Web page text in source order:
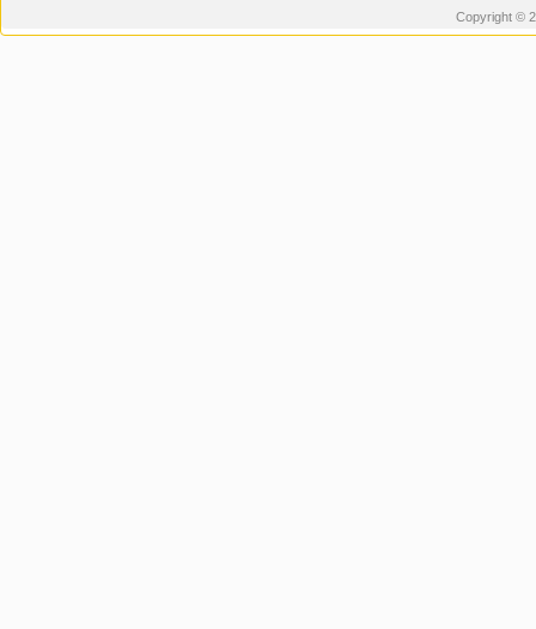
Copyright ©